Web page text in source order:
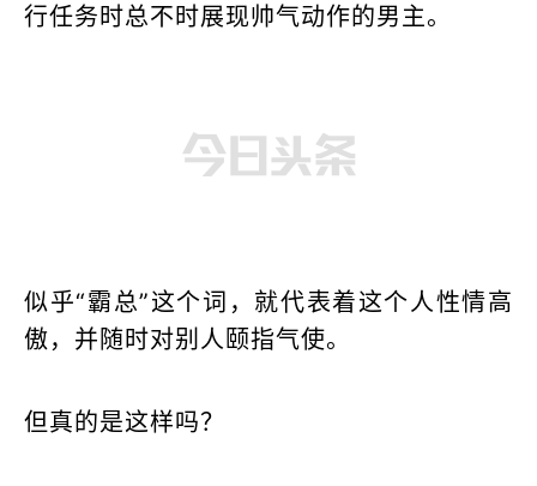
行任务时总不时展现帅气动作的男主。
似乎“霸总”这个词，就代表着这个人性情高
傲，并随时对别人颐指气使。
但真的是这样吗？